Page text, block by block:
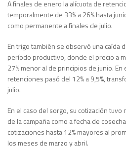
A finales de enero la alícuota de
temporalmente de 33% a 26% hasta
como permanente a finales de julio.
En trigo también se observó una caída
período productivo, donde el precio a
27% menor al de principios de junio. En
retenciones pasó del 12% a 9,5%,
julio.
En el caso del sorgo, su cotización
de la campaña como a fecha de
cotizaciones hasta 12% mayores al
los meses de marzo y abril.